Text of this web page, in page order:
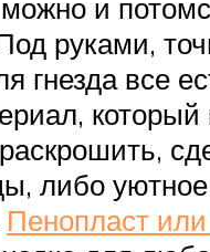
и
руками,
гнезда все
либо уютное
Пенопласт